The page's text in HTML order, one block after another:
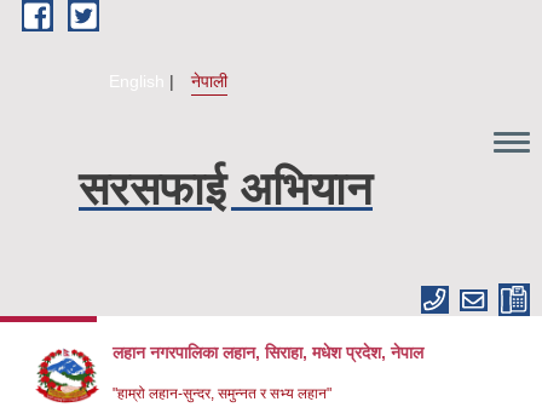
Skip to main content
English नेपाली
सरसफाई अभियान
लहान नगरपालिका लहान, सिराहा, मधेश प्रदेश, नेपाल
"हाम्रो लहान-सुन्दर, समुन्नत र सभ्य लहान"